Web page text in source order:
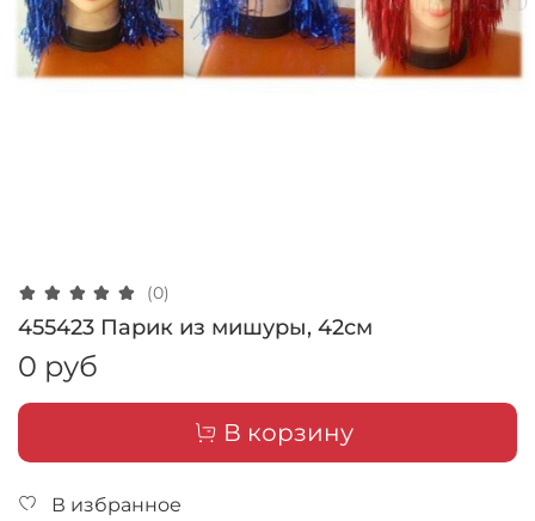
(0)
455423 Парик из мишуры, 42см
0 руб
В корзину
В избранное